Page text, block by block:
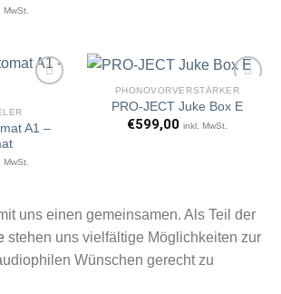
merken
MwSt.
A1 –
MwSt.
PHONOVORVERSTÄRKER
PRO-JECT Juke Box E
€599,00 inkl. MwSt.
uns einen gemeinsamen. Als Teil der
stehen uns vielfältige Möglichkeiten zur
Wünschen gerecht zu